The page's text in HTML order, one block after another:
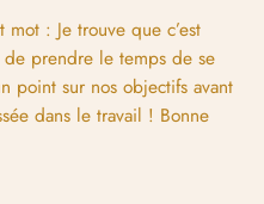
: Je trouve que c’est
prendre le temps de se
point sur nos objectifs avant
dans le travail ! Bonne